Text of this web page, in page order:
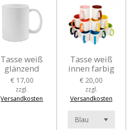
Tasse weiß
glänzend
€ 17,00
zzgl.
Versandkosten
Tasse weiß
innen farbig
€ 20,00
zzgl.
Versandkosten